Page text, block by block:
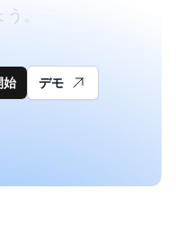
。
始 デモ